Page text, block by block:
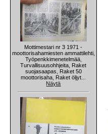
Mottimestari nr 3 1971 -
moottorisahamiesten ammattilehti,
Työpenkkimenetelmää,
Turvallisuusohhjeita, Raket
suojasaapas, Raket 50
moottorisaha, Raket öljyt...
Näytä